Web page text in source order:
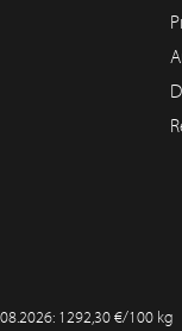
1292,30 €/100 kg